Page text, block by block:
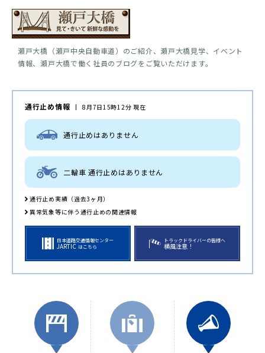
瀬戸大橋（瀬戸中央自動車道）のご紹介、瀬戸大橋見学、イベント
情報、瀬戸大橋で働く社員のブログをご覧いただけます。
通行止め情報 8月7日15時12分 現在
通行止めはありません
二輪車 通行止めはありません
通行止め実績（過去3ヶ月）
異常気象等に伴う通行止めの関連情報
日本道路交通情報センター
JARTIC はこちら
トラックドライバーの皆様へ
横風注意！